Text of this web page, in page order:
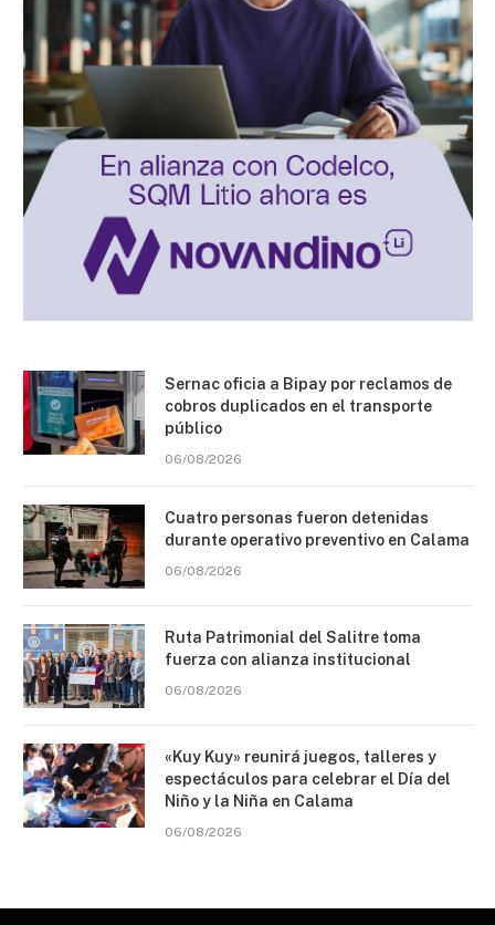
Sernac oficia a Bipay por reclamos de
cobros duplicados en el transporte
público
06/08/2026
Cuatro personas fueron detenidas
durante operativo preventivo en Calama
06/08/2026
Ruta Patrimonial del Salitre toma
fuerza con alianza institucional
06/08/2026
«Kuy Kuy» reunirá juegos, talleres y
espectáculos para celebrar el Día del
Niño y la Niña en Calama
06/08/2026